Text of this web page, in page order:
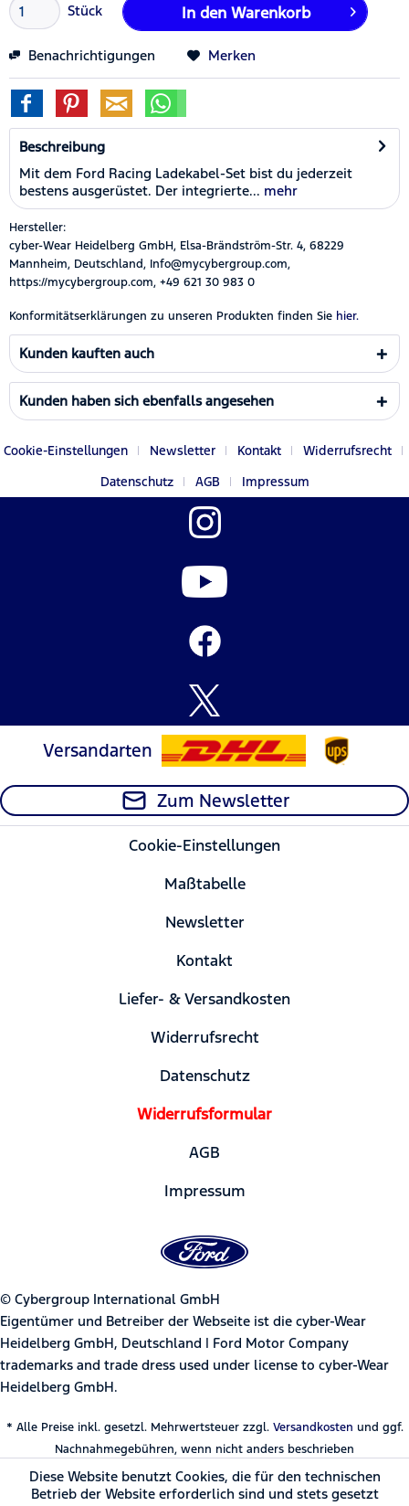
Stück In den Warenkorb
Benachrichtigungen Merken
Beschreibung
Mit dem Ford Racing Ladekabel-Set bist du jederzeit
bestens ausgerüstet. Der integrierte... mehr
Hersteller:
cyber-Wear Heidelberg GmbH, Elsa-Brändström-Str. 4, 68229
Mannheim, Deutschland, Info@mycybergroup.com,
https://mycybergroup.com, +49 621 30 983 0
Konformitätserklärungen zu unseren Produkten finden Sie hier.
Kunden kauften auch
Kunden haben sich ebenfalls angesehen
Cookie-Einstellungen Newsletter Kontakt
Widerrufsrecht
Datenschutz
AGB Impressum
Versandarten
Zum Newsletter
Cookie-Einstellungen
Maßtabelle
Newsletter
Kontakt
Liefer- & Versandkosten
Widerrufsrecht
Datenschutz
Widerrufsformular
AGB
Impressum
© Cybergroup International GmbH
Eigentümer und Betreiber der Webseite ist die cyber-Wear
Heidelberg GmbH, Deutschland | Ford Motor Company
trademarks and trade dress used under license to cyber-Wear
Heidelberg GmbH.
* Alle Preise inkl. gesetzl. Mehrwertsteuer zzgl. Versandkosten und ggf.
Nachnahmegebühren, wenn nicht anders beschrieben
Diese Website benutzt Cookies, die für den technischen
Betrieb der Website erforderlich sind und stets gesetzt